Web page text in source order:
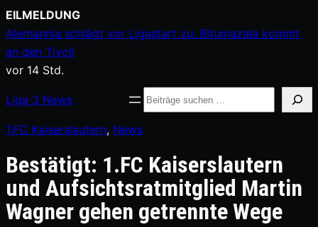
Zum
Inhalt
springen
EILMELDUNG
Alemannia schlägt vor Ligastart zu: Bitumazala kommt
an den Tivoli
vor 14 Std.
Liga 3 News Suche
1.FC Kaiserslautern, News
Bestätigt: 1.FC Kaiserslautern
und Aufsichtsratmitglied Martin
Wagner gehen getrennte Wege